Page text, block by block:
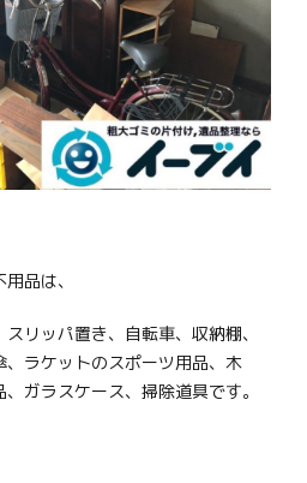
品は、
リッパ置き、自転車、収納棚、
ラケットのスポーツ用品、木
ガラスケース、掃除道具です。